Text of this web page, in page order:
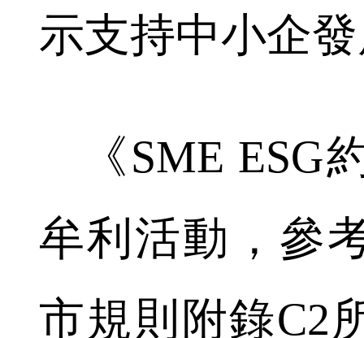
示支持中小企
《SME ESG
牟利活動，參
市規則附錄C2